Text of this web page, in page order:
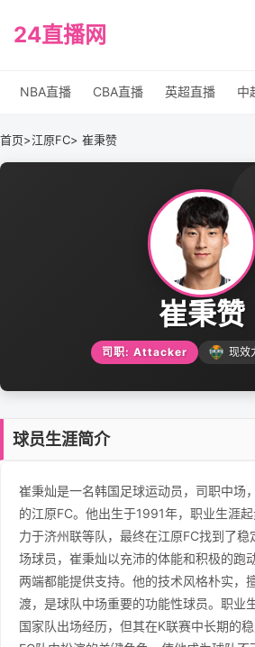
24直播网
NBA直播 CBA直播 英超直播 中
首页>江原FC> 崔秉赞
崔秉赞
司职: Attacker 现效
球员生涯简介
崔秉灿是一名韩国足球运动员，司职中场
的江原FC。他出生于1991年，职业生涯
力于济州联等队，最终在江原FC找到了稳
场球员，崔秉灿以充沛的体能和积极的跑
两端都能提供支持。他的技术风格朴实，
渡，是球队中场重要的功能性球员。职业
国家队出场经历，但其在K联赛中长期的